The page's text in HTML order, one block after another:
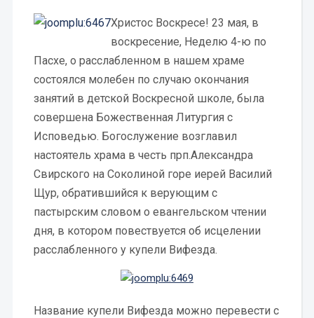
Христос Воскресе! 23 мая, в
воскресение, Неделю 4-ю по
Пасхе, о расслабленном в нашем храме
состоялся молебен по случаю окончания
занятий в детской Воскресной школе, была
совершена Божественная Литургия с
Исповедью. Богослужение возглавил
настоятель храма в честь прп.Александра
Свирского на Соколиной горе иерей Василий
Щур, обратившийся к верующим с
пастырским словом о евангельском чтении
дня, в котором повествуется об исцелении
расслабленного у купели Вифезда.
Название купели Вифезда можно перевести с